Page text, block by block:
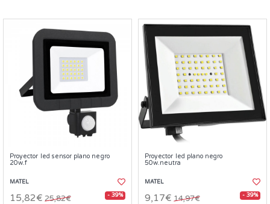
Proyector led sensor plano negro
20w.f
MATEL
15,82€ 25,82€ - 39%
Proyector led plano negro
50w.neutra
MATEL
9,17€ 14,97€ - 39%